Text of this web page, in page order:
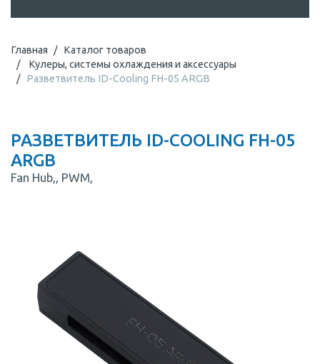
Главная
Каталог товаров
Кулеры, системы охлаждения и аксессуары
Разветвитель ID-Cooling FH-05 ARGB
РАЗВЕТВИТЕЛЬ ID-COOLING FH-05
ARGB
Fan Hub,, PWM,